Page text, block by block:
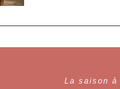
La saison